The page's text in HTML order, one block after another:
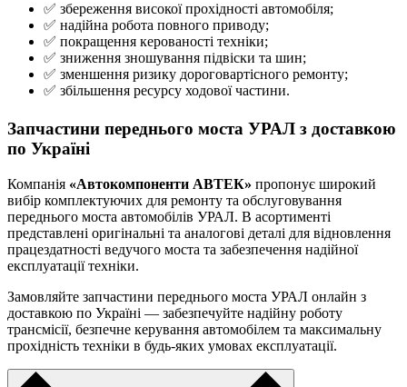
✅ збереження високої прохідності автомобіля;
✅ надійна робота повного приводу;
✅ покращення керованості техніки;
✅ зниження зношування підвіски та шин;
✅ зменшення ризику дороговартісного ремонту;
✅ збільшення ресурсу ходової частини.
Запчастини переднього моста УРАЛ з доставкою
по Україні
Компанія «Автокомпоненти АВТЕК» пропонує широкий
вибір комплектуючих для ремонту та обслуговування
переднього моста автомобілів УРАЛ. В асортименті
представлені оригінальні та аналогові деталі для відновлення
працездатності ведучого моста та забезпечення надійної
експлуатації техніки.
Замовляйте запчастини переднього моста УРАЛ онлайн з
доставкою по Україні — забезпечуйте надійну роботу
трансмісії, безпечне керування автомобілем та максимальну
прохідність техніки в будь-яких умовах експлуатації.